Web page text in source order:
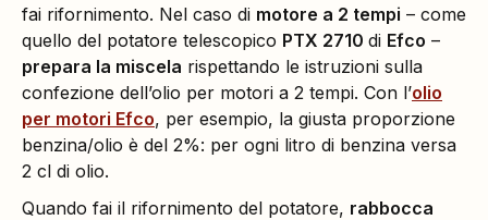
fai rifornimento. Nel caso di motore a 2 tempi – come
quello del potatore telescopico PTX 2710 di Efco –
prepara la miscela rispettando le istruzioni sulla
confezione dell’olio per motori a 2 tempi. Con l’olio
per motori Efco, per esempio, la giusta proporzione
benzina/olio è del 2%: per ogni litro di benzina versa
2 cl di olio.
Quando fai il rifornimento del potatore, rabbocca